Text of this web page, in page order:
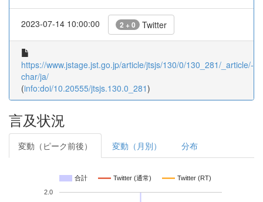
2023-07-14 10:00:00 2 + 0 Twitter
https://www.jstage.jst.go.jp/article/jtsjs/130/0/130_281/_article/-
char/ja/
(info:doi/10.20555/jtsjs.130.0_281)
言及状況
変動（ピーク前後） 変動（月別） 分布
合計 Twitter (通常) Twitter (RT)
2.0